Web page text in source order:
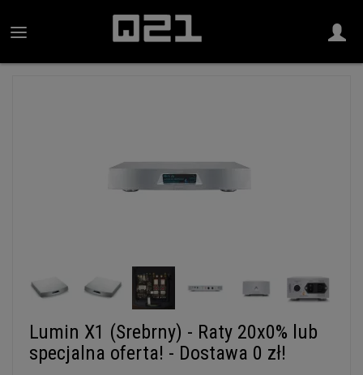
Lumin X1 (Srebrny) - Raty 20x0% lub
specjalna oferta! - Dostawa 0 zł!